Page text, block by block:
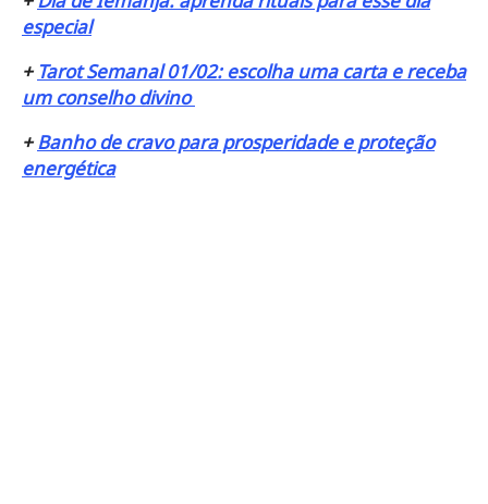
especial
+ Tarot Semanal 01/02: escolha uma carta e receba
um conselho divino
+Banho de cravo para prosperidade e proteção
energética